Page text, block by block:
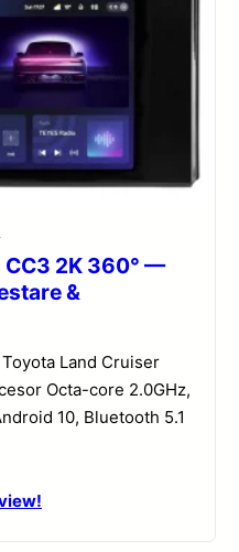
CC3 2K 360° —
&
Land Cruiser
Octa-core 2.0GHz,
10, Bluetooth 5.1